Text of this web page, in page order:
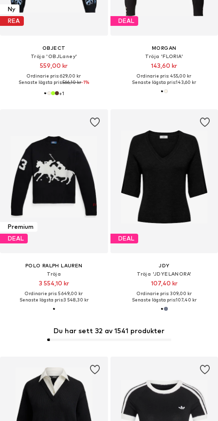
Ny
REA
OBJECT
Tröja 'OBJLaney'
559,00 kr
Ordinarie pris: 629,00 kr
Senaste lägsta pris:566,10 kr-1%
+1
DEAL
MORGAN
Tröja 'FLORIA'
143,60 kr
Ordinarie pris: 455,00 kr
Senaste lägsta pris:143,60 kr
Premium
DEAL
POLO RALPH LAUREN
Tröja
3 554,10 kr
Ordinarie pris: 5 649,00 kr
Senaste lägsta pris:3 548,30 kr
DEAL
JDY
Tröja 'JDYELANORA'
107,40 kr
Ordinarie pris: 309,00 kr
Senaste lägsta pris:107,40 kr
Du har sett 32 av 1541 produkter